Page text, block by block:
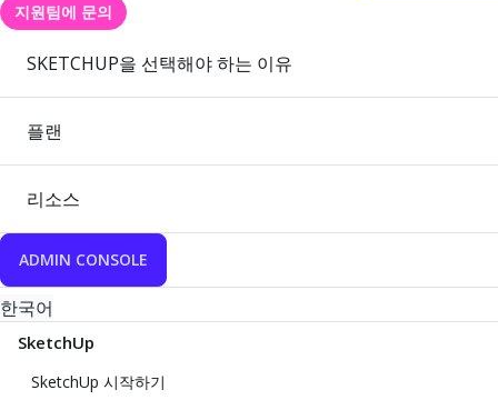
지원팀에 문의
SKETCHUP을 선택해야 하는 이유
플랜
리소스
ADMIN CONSOLE
한국어
SketchUp
SketchUp 시작하기